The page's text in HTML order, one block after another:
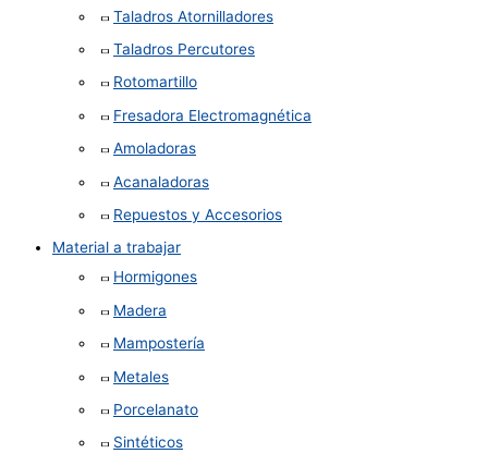
Taladros Atornilladores
Taladros Percutores
Rotomartillo
Fresadora Electromagnética
Amoladoras
Acanaladoras
Repuestos y Accesorios
Material a trabajar
Hormigones
Madera
Mampostería
Metales
Porcelanato
Sintéticos